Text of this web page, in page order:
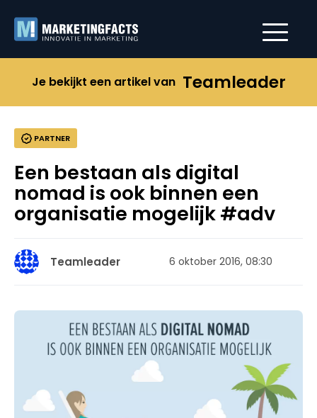
Je bekijkt een artikel van Teamleader
PARTNER
Een bestaan als digital
nomad is ook binnen een
organisatie mogelijk #adv
Teamleader 6 oktober 2016, 08:30